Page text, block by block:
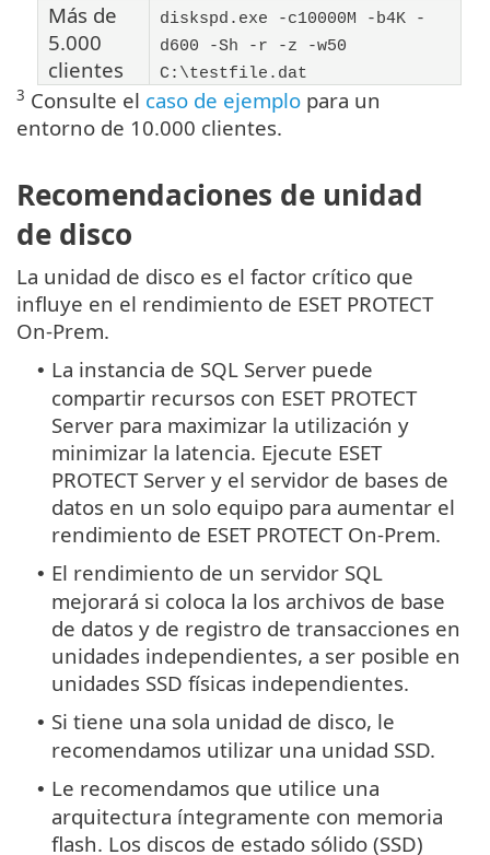
Más de
5.000
clientes
diskspd.exe -c10000M -b4K -
d600 -Sh -r -z -w50
C:\testfile.dat
3 Consulte el caso de ejemplo para un
entorno de 10.000 clientes.
Recomendaciones de unidad
de disco
La unidad de disco es el factor crítico que
influye en el rendimiento de ESET PROTECT
On-Prem.
• La instancia de SQL Server puede
compartir recursos con ESET PROTECT
Server para maximizar la utilización y
minimizar la latencia. Ejecute ESET
PROTECT Server y el servidor de bases de
datos en un solo equipo para aumentar el
rendimiento de ESET PROTECT On-Prem.
• El rendimiento de un servidor SQL
mejorará si coloca la los archivos de base
de datos y de registro de transacciones en
unidades independientes, a ser posible en
unidades SSD físicas independientes.
• Si tiene una sola unidad de disco, le
recomendamos utilizar una unidad SSD.
• Le recomendamos que utilice una
arquitectura íntegramente con memoria
flash. Los discos de estado sólido (SSD)